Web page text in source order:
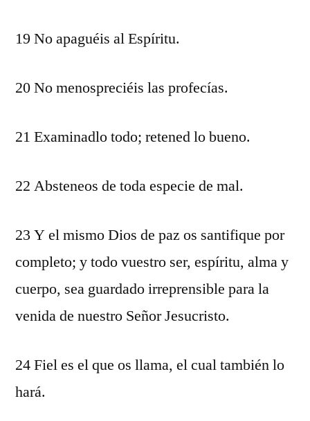
19 No apaguéis al Espíritu.
20 No menospreciéis las profecías.
21 Examinadlo todo; retened lo bueno.
22 Absteneos de toda especie de mal.
23 Y el mismo Dios de paz os santifique por
completo; y todo vuestro ser, espíritu, alma y
cuerpo, sea guardado irreprensible para la
venida de nuestro Señor Jesucristo.
24 Fiel es el que os llama, el cual también lo
hará.